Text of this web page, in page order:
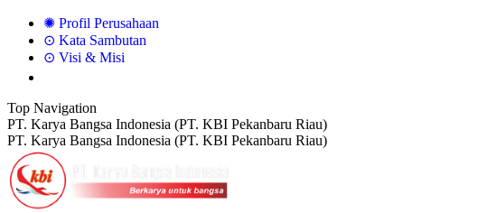
Skip
content
✺ Profil Perusahaan
⊙ Kata Sambutan
⊙ Visi & Misi
Top Navigation
Facebook
page
opens
in
new
window
X
page
opens
in
new
window
Instagram
page
opens
in
new
window
YouTube
page
opens
in
new
window
PT. Karya Bangsa Indonesia (PT. KBI Pekanbaru Riau)
PT. Karya Bangsa Indonesia (PT. KBI Pekanbaru Riau)